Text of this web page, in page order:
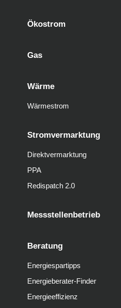
Ökostrom
Gas
Wärme
Wärmestrom
Stromvermarktung
Direktvermarktung
PPA
Redispatch 2.0
Messstellenbetrieb
Beratung
Energiespartipps
Energieberater-Finder
Energieeffizienz